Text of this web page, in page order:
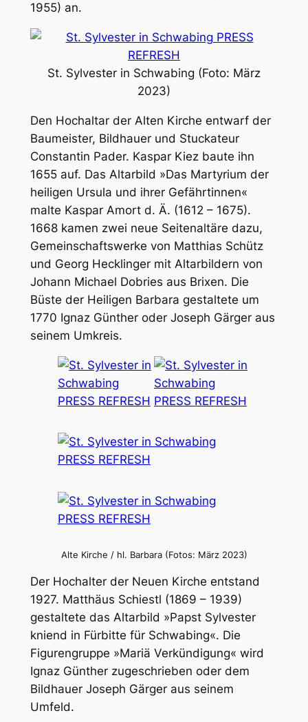
1955) an.
St. Sylvester in Schwabing (Foto: März
2023)
Den Hochaltar der Alten Kirche entwarf der
Baumeister, Bildhauer und Stuckateur
Constantin Pader. Kaspar Kiez baute ihn
1655 auf. Das Altarbild »Das Martyrium der
heiligen Ursula und ihrer Gefährtinnen«
malte Kaspar Amort d. Ä. (1612 – 1675).
1668 kamen zwei neue Seitenaltäre dazu,
Gemeinschaftswerke von Matthias Schütz
und Georg Hecklinger mit Altarbildern von
Johann Michael Dobries aus Brixen. Die
Büste der Heiligen Barbara gestaltete um
1770 Ignaz Günther oder Joseph Gärger aus
seinem Umkreis.
Alte Kirche / hl. Barbara (Fotos: März 2023)
Der Hochalter der Neuen Kirche entstand
1927. Matthäus Schiestl (1869 – 1939)
gestaltete das Altarbild »Papst Sylvester
kniend in Fürbitte für Schwabing«. Die
Figurengruppe »Mariä Verkündigung« wird
Ignaz Günther zugeschrieben oder dem
Bildhauer Joseph Gärger aus seinem
Umfeld.